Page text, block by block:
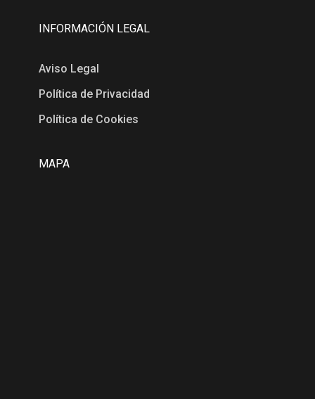
INFORMACIÓN LEGAL
Aviso Legal
Política de Privacidad
Política de Cookies
MAPA